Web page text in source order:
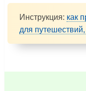
Инструкция: как
для